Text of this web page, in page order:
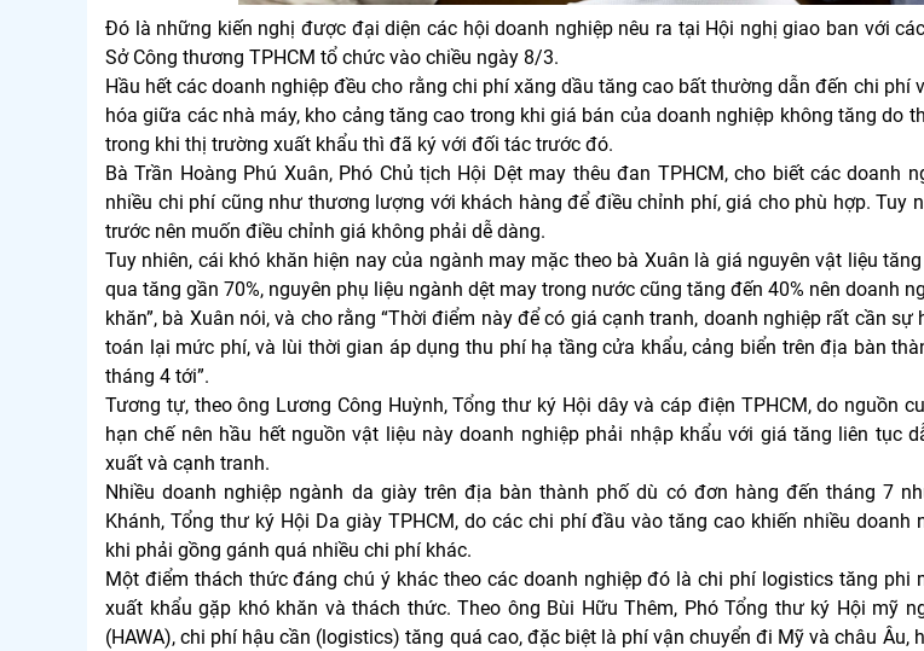
Đó là những kiến nghị được đại diện các hội doanh nghiệp nêu ra tại Hội nghị giao ban với
Sở Công thương TPHCM tổ chức vào chiều ngày 8/3.
Hầu hết các doanh nghiệp đều cho rằng chi phí xăng dầu tăng cao bất thường dẫn đến chi phí
hóa giữa các nhà máy, kho cảng tăng cao trong khi giá bán của doanh nghiệp không tăng do
trong khi thị trường xuất khẩu thì đã ký với đối tác trước đó.
Bà Trần Hoàng Phú Xuân, Phó Chủ tịch Hội Dệt may thêu đan TPHCM, cho biết các doanh
nhiều chi phí cũng như thương lượng với khách hàng để điều chỉnh phí, giá cho phù hợp. Tuy
trước nên muốn điều chỉnh giá không phải dễ dàng.
Tuy nhiên, cái khó khăn hiện nay của ngành may mặc theo bà Xuân là giá nguyên vật liệu
qua tăng gần 70%, nguyên phụ liệu ngành dệt may trong nước cũng tăng đến 40% nên doanh
khăn”, bà Xuân nói, và cho rằng “Thời điểm này để có giá cạnh tranh, doanh nghiệp rất cần sự
toán lại mức phí, và lùi thời gian áp dụng thu phí hạ tầng cửa khẩu, cảng biển trên địa bàn
tháng 4 tới”.
Tương tự, theo ông Lương Công Huỳnh, Tổng thư ký Hội dây và cáp điện TPHCM, do nguồn
hạn chế nên hầu hết nguồn vật liệu này doanh nghiệp phải nhập khẩu với giá tăng liên tục
xuất và cạnh tranh.
Nhiều doanh nghiệp ngành da giày trên địa bàn thành phố dù có đơn hàng đến tháng 7
Khánh, Tổng thư ký Hội Da giày TPHCM, do các chi phí đầu vào tăng cao khiến nhiều doanh
khi phải gồng gánh quá nhiều chi phí khác.
Một điểm thách thức đáng chú ý khác theo các doanh nghiệp đó là chi phí logistics tăng phi
xuất khẩu gặp khó khăn và thách thức. Theo ông Bùi Hữu Thêm, Phó Tổng thư ký Hội mỹ
(HAWA), chi phí hậu cần (logistics) tăng quá cao, đặc biệt là phí vận chuyển đi Mỹ và châu Âu,